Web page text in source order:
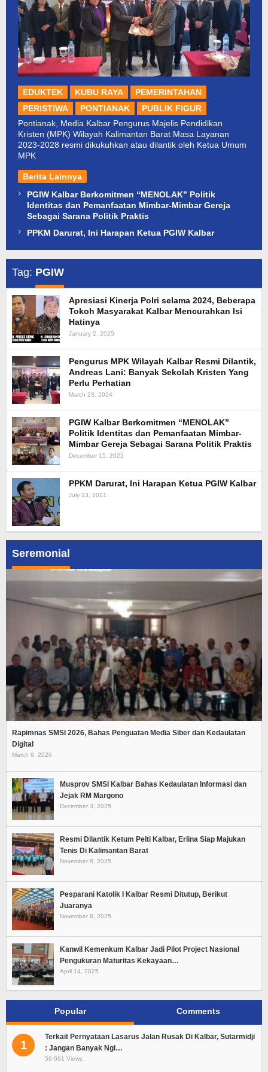
EDUKTEK KUBU RAYA
PEMERINTAHAN
PERISTIWA
PONTIANAK
PUBLIK FIGUR
Pontianak, Media Kalbar Pengurus Majelis Pendidikan
Kristen (MPK) Wilayah Kalimantan Barat Masa Layanan
2023-2028 resmi dikukuhkan atau dilantik oleh Ketua Umum
MPK
Berita Lainnya
PGIW Kalbar Berkomitmen “MENOLAK” Politik
Identitas dan Pemanfaatan Mimbar-Mimbar Gereja
Sebagai Sarana Politik Praktis
PPKM Darurat, Ini Harapan Ketua PGIW Kalbar
Seremonial
Rapimnas SMSI 2026, Bahas Penguatan Media Siber dan Kedaulatan
Digital
March 9, 2026
Musprov SMSI Kalbar Bahas Kedaulatan Informasi dan
Jejak RM Margono
December 3, 2025
Resmi Dilantik Ketum Pelti Kalbar, Erlina Siap Majukan
Tenis Di Kalimantan Barat
November 8, 2025
Pesparani Katolik I Kalbar Resmi Ditutup, Berikut
Juaranya
November 8, 2025
Kanwil Kemenkum Kalbar Jadi Pilot Project Nasional
Pengukuran Maturitas Kekayaan…
April 14, 2025
Popular Comments
1
Terkait Pernyataan Lasarus Jalan Rusak Di Kalbar, Sutarmidji
: Jangan Banyak Ngi…
59,691 Views
Tag: PGIW
Apresiasi Kinerja Polri selama 2024, Beberapa
Tokoh Masyarakat Kalbar Mencurahkan Isi
Hatinya
January 2, 2025
Pengurus MPK Wilayah Kalbar Resmi Dilantik,
Andreas Lani: Banyak Sekolah Kristen Yang
Perlu Perhatian
March 23, 2024
PGIW Kalbar Berkomitmen “MENOLAK”
Politik Identitas dan Pemanfaatan Mimbar-
Mimbar Gereja Sebagai Sarana Politik Praktis
December 15, 2022
PPKM Darurat, Ini Harapan Ketua PGIW Kalbar
July 13, 2021